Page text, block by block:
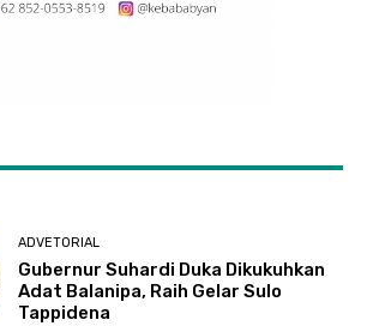
ADVETORIAL
Gubernur Suhardi Duka Dikukuhkan
Adat Balanipa, Raih Gelar Sulo
Tappidena